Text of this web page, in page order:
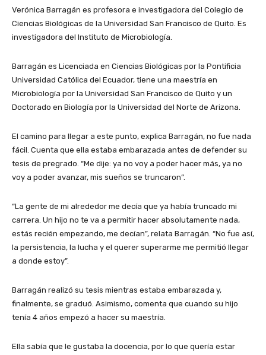
Verónica Barragán es profesora e investigadora del Colegio de
Ciencias Biológicas de la Universidad San Francisco de Quito. Es
investigadora del Instituto de Microbiología.
Barragán es Licenciada en Ciencias Biológicas por la Pontificia
Universidad Católica del Ecuador, tiene una maestría en
Microbiología por la Universidad San Francisco de Quito y un
Doctorado en Biología por la Universidad del Norte de Arizona.
El camino para llegar a este punto, explica Barragán, no fue nada
fácil. Cuenta que ella estaba embarazada antes de defender su
tesis de pregrado. “Me dije: ya no voy a poder hacer más, ya no
voy a poder avanzar, mis sueños se truncaron”.
“La gente de mi alrededor me decía que ya había truncado mi
carrera. Un hijo no te va a permitir hacer absolutamente nada,
estás recién empezando, me decían”, relata Barragán. “No fue así,
la persistencia, la lucha y el querer superarme me permitió llegar
a donde estoy”.
Barragán realizó su tesis mientras estaba embarazada y,
finalmente, se graduó. Asimismo, comenta que cuando su hijo
tenía 4 años empezó a hacer su maestría.
Ella sabía que le gustaba la docencia, por lo que quería estar